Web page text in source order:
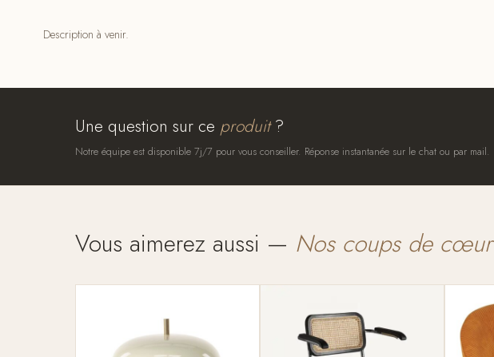
Description à venir.
Une question sur ce produit?
Notre équipe est disponible 7j/7 pour vous conseiller. Réponse instantanée sur le chat ou par mail.
Vous aimerez aussi — Nos coups de cœur